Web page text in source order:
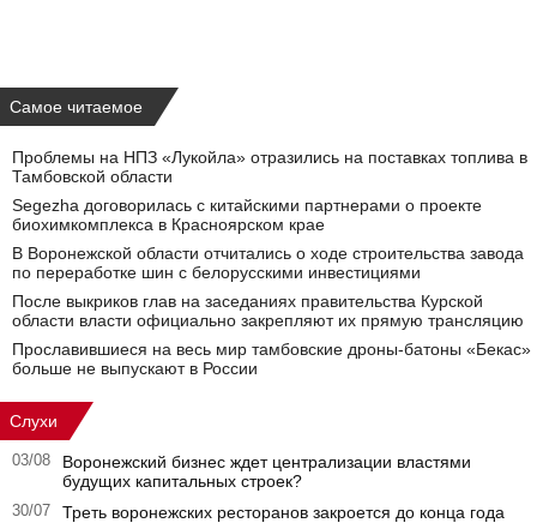
Самое читаемое
Проблемы на НПЗ «Лукойла» отразились на поставках топлива в
Тамбовской области
Segezha договорилась с китайскими партнерами о проекте
биохимкомплекса в Красноярском крае
В Воронежской области отчитались о ходе строительства завода
по переработке шин с белорусскими инвестициями
После выкриков глав на заседаниях правительства Курской
области власти официально закрепляют их прямую трансляцию
Прославившиеся на весь мир тамбовские дроны-батоны «Бекас»
больше не выпускают в России
Слухи
03/08
Воронежский бизнес ждет централизации властями
будущих капитальных строек?
30/07 Треть воронежских ресторанов закроется до конца года